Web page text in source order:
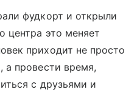
фудкорт и открыли
центра это меняет
приходит не просто
а провести время,
с друзьями и